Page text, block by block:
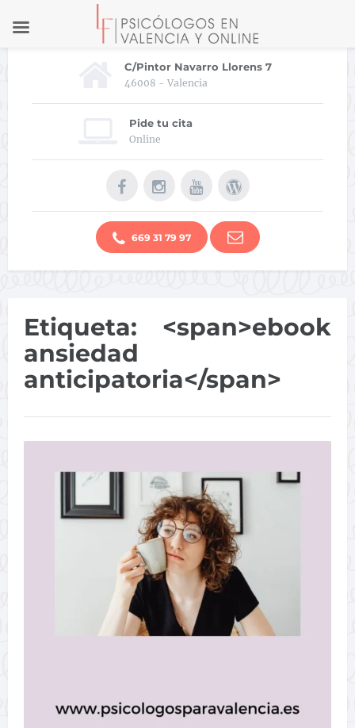
C/Pintor Navarro Llorens 7
46008 - Valencia
Pide tu cita
Online
669 31 79 97
Etiqueta: <span>ebook
ansiedad
anticipatoria</span>